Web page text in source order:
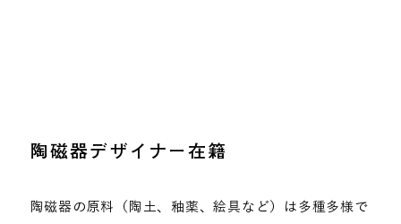
陶磁器デザイナー在籍
陶磁器の原料​（陶土、釉薬、絵具など）は多種多様で